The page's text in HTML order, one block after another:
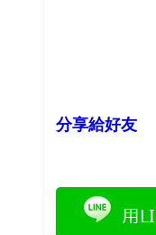
分享給好友